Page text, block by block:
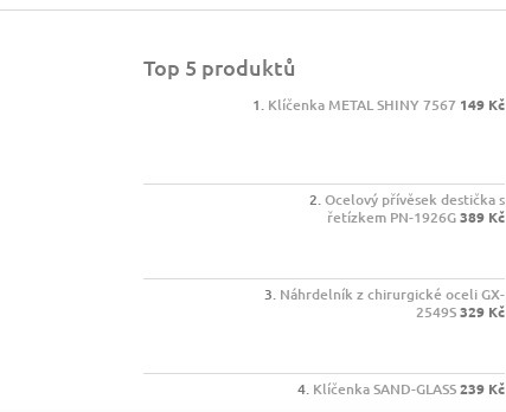
Top 5 produktů
Klíčenka METAL SHINY 7567 149 Kč
Ocelový přívěsek destička s
řetízkem PN-1926G389 Kč
Náhrdelník z chirurgické oceli GX-
2549S329 Kč
Klíčenka SAND-GLASS239 Kč